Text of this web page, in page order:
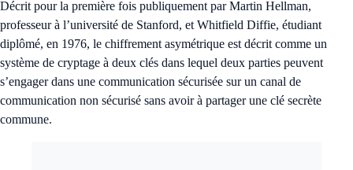
Décrit pour la première fois publiquement par Martin Hellman,
professeur à l’université de Stanford, et Whitfield Diffie, étudiant
diplômé, en 1976, le chiffrement asymétrique est décrit comme un
système de cryptage à deux clés dans lequel deux parties peuvent
s’engager dans une communication sécurisée sur un canal de
communication non sécurisé sans avoir à partager une clé secrète
commune.